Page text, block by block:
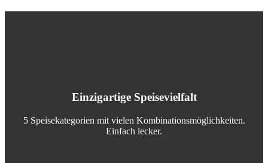
Einzigartige Speisevielfalt
5 Speisekategorien mit vielen Kombinationsmöglichkeiten.
Einfach lecker.